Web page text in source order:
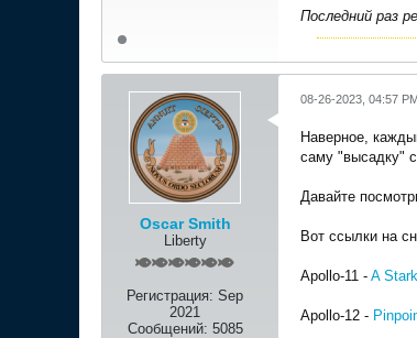
Последний раз
Oscar Smith
Liberty
Регистрация: Sep
2021
Сообщений: 5085
08-26-2023, 04:57
Наверное,
саму "высадку"
Давайте
Вот ссылки на
Apollo-11 - A
Apollo-12 -